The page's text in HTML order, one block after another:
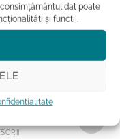
dat poate
și funcții.